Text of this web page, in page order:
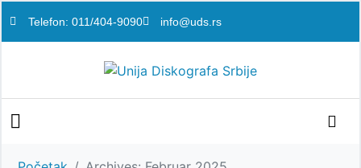
Telefon: 011/404-9090 info@uds.rs